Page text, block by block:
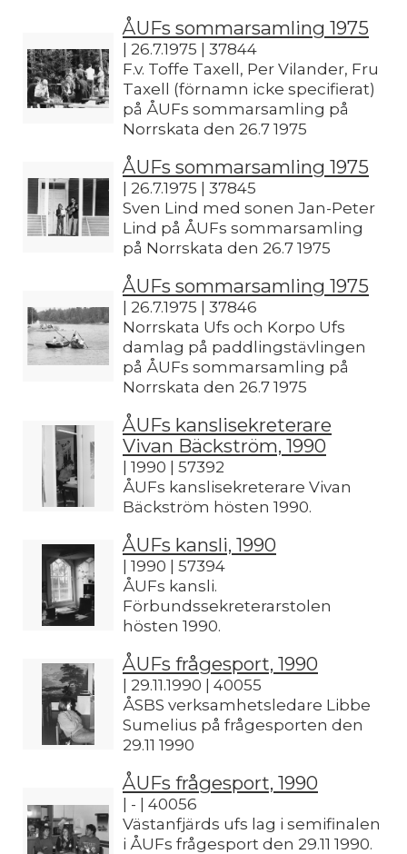
ÅUFs sommarsamling 1975
| 26.7.1975 | 37844
F.v. Toffe Taxell, Per Vilander, Fru
Taxell (förnamn icke specifierat)
på ÅUFs sommarsamling på
Norrskata den 26.7 1975
ÅUFs sommarsamling 1975
| 26.7.1975 | 37845
Sven Lind med sonen Jan-Peter
Lind på ÅUFs sommarsamling
på Norrskata den 26.7 1975
ÅUFs sommarsamling 1975
| 26.7.1975 | 37846
Norrskata Ufs och Korpo Ufs
damlag på paddlingstävlingen
på ÅUFs sommarsamling på
Norrskata den 26.7 1975
ÅUFs kanslisekreterare
Vivan Bäckström, 1990
| 1990 | 57392
ÅUFs kanslisekreterare Vivan
Bäckström hösten 1990.
ÅUFs kansli, 1990
| 1990 | 57394
ÅUFs kansli.
Förbundssekreterarstolen
hösten 1990.
ÅUFs frågesport, 1990
| 29.11.1990 | 40055
ÅSBS verksamhetsledare Libbe
Sumelius på frågesporten den
29.11 1990
ÅUFs frågesport, 1990
| - | 40056
Västanfjärds ufs lag i semifinalen
i ÅUFs frågesport den 29.11 1990.